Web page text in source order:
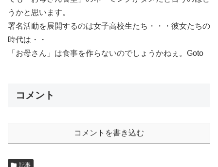
うかと思います。
署名活動を展開するのは女子高校生たち・・・彼女たちの
時代は・・
「お母さん」は食事を作らないのでしょうかねぇ。Goto
コメント
コメントを書き込む
記事